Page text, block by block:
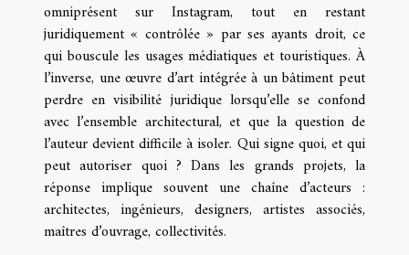
omniprésent sur Instagram, tout en restant
juridiquement « contrôlée » par ses ayants droit, ce
qui bouscule les usages médiatiques et touristiques. À
l’inverse, une œuvre d’art intégrée à un bâtiment peut
perdre en visibilité juridique lorsqu’elle se confond
avec l’ensemble architectural, et que la question de
l’auteur devient difficile à isoler. Qui signe quoi, et qui
peut autoriser quoi ? Dans les grands projets, la
réponse implique souvent une chaîne d’acteurs :
architectes, ingénieurs, designers, artistes associés,
maîtres d’ouvrage, collectivités.